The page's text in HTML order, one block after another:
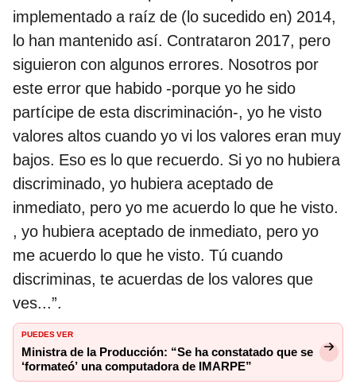
implementado a raíz de (lo sucedido en) 2014,
lo han mantenido así. Contrataron 2017, pero
siguieron con algunos errores. Nosotros por
este error que habido -porque yo he sido
partícipe de esta discriminación-, yo he visto
valores altos cuando yo vi los valores eran muy
bajos. Eso es lo que recuerdo. Si yo no hubiera
discriminado, yo hubiera aceptado de
inmediato, pero yo me acuerdo lo que he visto.
, yo hubiera aceptado de inmediato, pero yo
me acuerdo lo que he visto. Tú cuando
discriminas, te acuerdas de los valores que
ves...”.
PUEDES VER
Ministra de la Producción: “Se ha constatado que se
‘formateó’ una computadora de IMARPE”